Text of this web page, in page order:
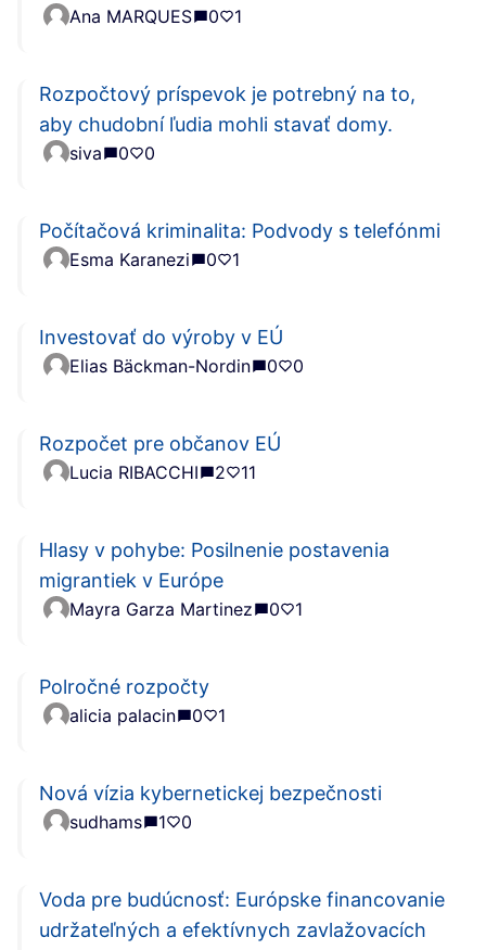
Ana MARQUES 0 1
Rozpočtový príspevok je potrebný na to,
aby chudobní ľudia mohli stavať domy.
siva 0 0
Počítačová kriminalita: Podvody s telefónmi
Esma Karanezi 0 1
Investovať do výroby v EÚ
Elias Bäckman-Nordin 0 0
Rozpočet pre občanov EÚ
Lucia RIBACCHI 2 11
Hlasy v pohybe: Posilnenie postavenia
migrantiek v Európe
Mayra Garza Martinez 0 1
Polročné rozpočty
alicia palacin 0 1
Nová vízia kybernetickej bezpečnosti
sudhams 1 0
Voda pre budúcnosť: Európske financovanie
udržateľných a efektívnych zavlažovacích